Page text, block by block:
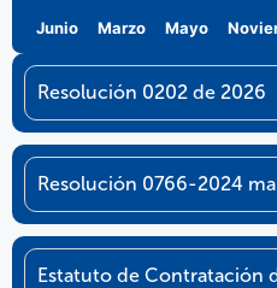
Junio
Marzo Mayo
Resolución 0202 de 2026
Resolución 0766-2024
Estatuto de Contratación